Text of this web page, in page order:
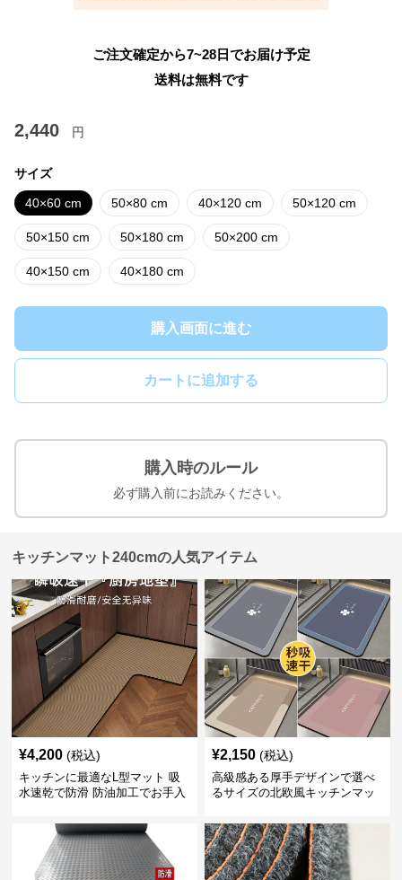
ご注文確定から7~28日でお届け予定
送料は無料です
2,440 円
サイズ
40×60 cm 50×80 cm 40×120 cm 50×120 cm
50×150 cm 50×180 cm 50×200 cm
40×150 cm 40×180 cm
購入画面に進む
カートに追加する
購入時のルール
必ず購入前にお読みください。
キッチンマット240cmの人気アイテム
¥4,200 (税込)
キッチンに最適なL型マット 吸
水速乾で防滑 防油加工でお手入
¥2,150 (税込)
高級感ある厚手デザインで選べ
るサイズの北欧風キッチンマッ